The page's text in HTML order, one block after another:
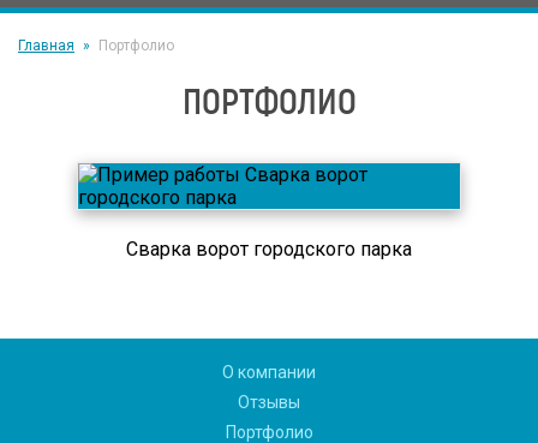
Главная Портфолио
ПОРТФОЛИО
Сварка ворот городского парка
О компании
Отзывы
Портфолио